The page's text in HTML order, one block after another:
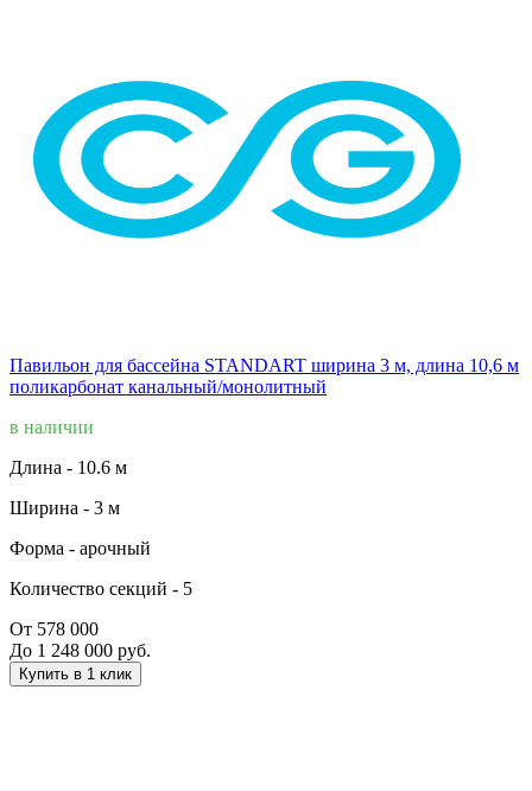
Павильон для бассейна STANDART ширина 3 м, длина 10,6 м
поликарбонат канальный/монолитный
в наличии
Длина - 10.6 м
Ширина - 3 м
Форма - арочный
Количество секций - 5
От 578 000
До 1 248 000 руб.
Купить в 1 клик